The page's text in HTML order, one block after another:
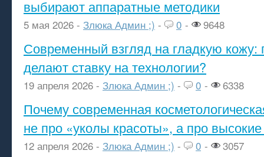
выбирают аппаратные методики
5 мая 2026 - Злюка Админ ;) - 0 - 9648
Современный взгляд на гладкую кожу:
делают ставку на технологии?
19 апреля 2026 - Злюка Админ ;) - 0 - 6338
Почему современная
не про «уколы красоты», а про высокие
12 апреля 2026 - Злюка Админ ;) - 0 - 3057